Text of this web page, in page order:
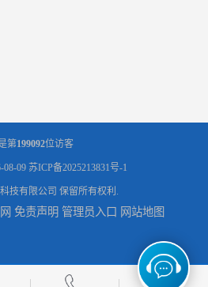
第199092位访客
08-09 苏ICP备2025213831号-1
技有限公司 保留所有权利.
免责声明 管理员入口 网站地图